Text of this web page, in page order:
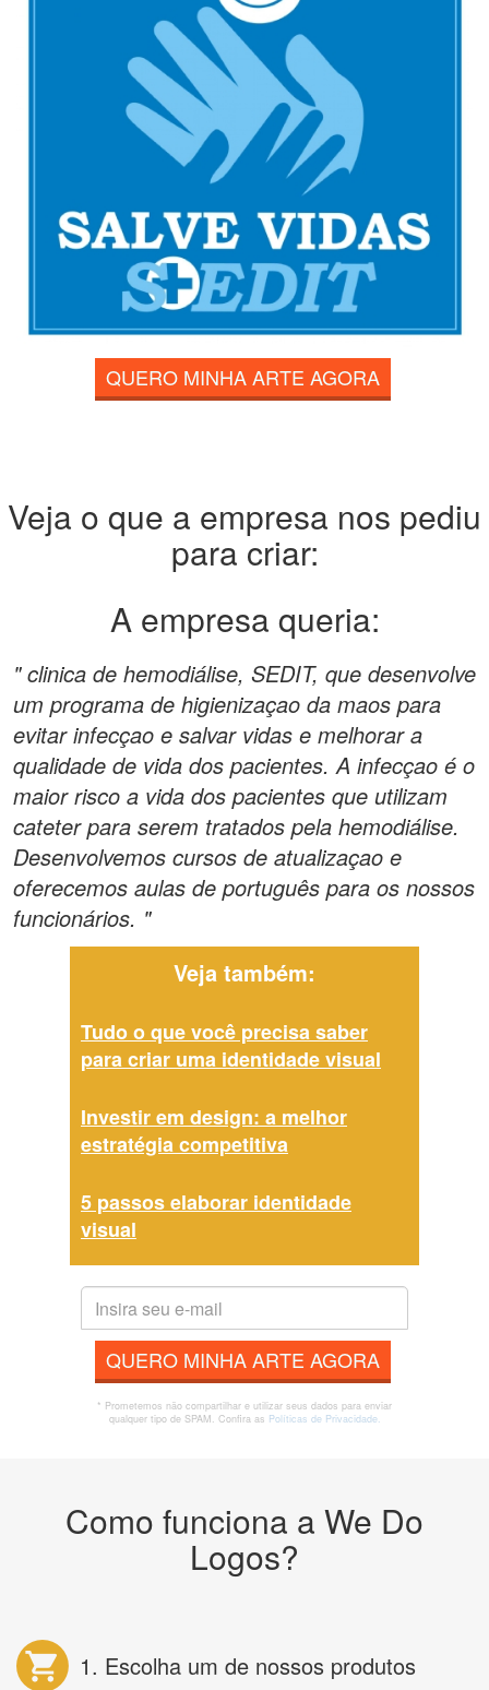
QUERO MINHA ARTE AGORA
Veja o que a empresa nos pediu
para criar:
A empresa queria:
" clinica de hemodiálise, SEDIT, que desenvolve
um programa de higienizaçao da maos para
evitar infecçao e salvar vidas e melhorar a
qualidade de vida dos pacientes. A infecçao é o
maior risco a vida dos pacientes que utilizam
cateter para serem tratados pela hemodiálise.
Desenvolvemos cursos de atualizaçao e
oferecemos aulas de português para os nossos
funcionários. "
Veja também:
Tudo o que você precisa saber
para criar uma identidade visual
Investir em design: a melhor
estratégia competitiva
5 passos elaborar identidade
visual
QUERO MINHA ARTE AGORA
* Prometemos não compartilhar e utilizar seus dados para enviar
qualquer tipo de SPAM. Confira as Políticas de Privacidade.
Como funciona a We Do
Logos?
1. Escolha um de nossos produtos